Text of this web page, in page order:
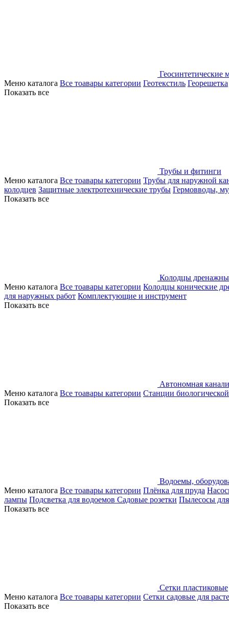
Геосинтетические
Меню каталога Все тоавары категории Геотекстиль Георешетка
Показать все
Трубы и фитинги
Меню каталога Все тоавары категории Трубы для наружной
колодцев Защитные электротехнические трубы Гермовводы,
Показать все
Колодцы
Меню каталога Все тоавары категории Колодцы конические
для наружных работ Комплектующие и инструмент
Показать все
Автономная
Меню каталога Все тоавары категории Станции
Показать все
Водоемы,
Меню каталога Все тоавары категории Плёнка для пруда
лампы Подсветка для водоемов Садовые розетки Пылесосы
Показать все
Сетки пластиковые
Меню каталога Все тоавары категории Сетки садовые для
Показать все